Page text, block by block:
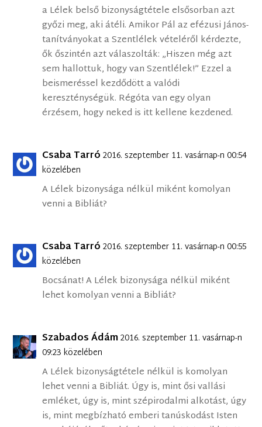
a Lélek belső bizonyságtétele elsősorban azt
győzi meg, aki átéli. Amikor Pál az efézusi János-
tanítványokat a Szentlélek vételéről kérdezte,
ők őszintén azt válaszolták: „Hiszen még azt
sem hallottuk, hogy van Szentlélek!” Ezzel a
beismeréssel kezdődött a valódi
kereszténységük. Régóta van egy olyan
érzésem, hogy neked is itt kellene kezdened.
Csaba Tarró 2016. szeptember 11. vasárnap-n 00:54
közelében
A Lélek bizonysága nélkül miként komolyan
venni a Bibliát?
Csaba Tarró 2016. szeptember 11. vasárnap-n 00:55
közelében
Bocsánat! A Lélek bizonysága nélkül miként
lehet komolyan venni a Bibliát?
Szabados Ádám2016. szeptember 11. vasárnap-n
09:23 közelében
A Lélek bizonyságtétele nélkül is komolyan
lehet venni a Bibliát. Úgy is, mint ősi vallási
emléket, úgy is, mint szépirodalmi alkotást, úgy
is, mint megbízható emberi tanúskodást Isten